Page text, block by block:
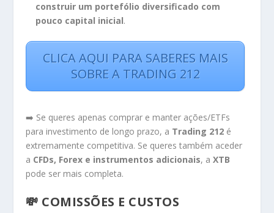
construir um portefólio diversificado com
pouco capital inicial.
CLICA AQUI PARA SABERES MAIS
SOBRE A TRADING 212
➡️ Se queres apenas comprar e manter ações/ETFs
para investimento de longo prazo, a Trading 212 é
extremamente competitiva. Se queres também aceder
a CFDs, Forex e instrumentos adicionais, aXTB
pode ser mais completa.
💸 COMISSÕES E CUSTOS